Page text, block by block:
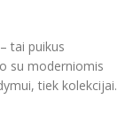
tai puikus
su moderniomis
tiek kolekcijai.